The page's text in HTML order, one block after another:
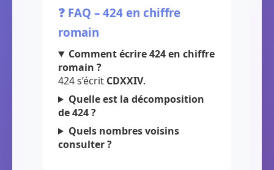
❓ FAQ – 424 en chiffre
romain
Comment écrire 424 en chiffre
romain ?
424 s’écrit CDXXIV.
Quelle est la décomposition
de 424 ?
Quels nombres voisins
consulter ?